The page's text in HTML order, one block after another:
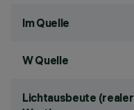
lm Quelle
W Quelle
Lichtausbeute (realer